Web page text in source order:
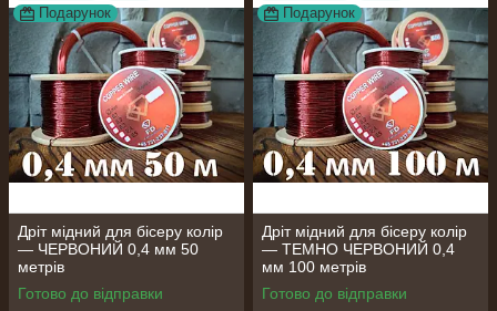
Подарунок
Дріт мідний для бісеру колір
— ЧЕРВОНИЙ 0,4 мм 50
метрів
Готово до відправки
Подарунок
Дріт мідний для бісеру колір
— ТЕМНО ЧЕРВОНИЙ 0,4
мм 100 метрів
Готово до відправки